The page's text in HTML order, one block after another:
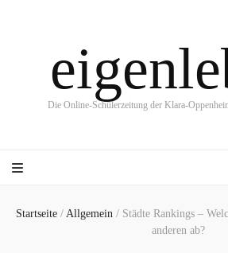
Die Online-Schülerzeitung der Klara-
Startseite / Allgemein / Städte Rankings –
anderen ab?